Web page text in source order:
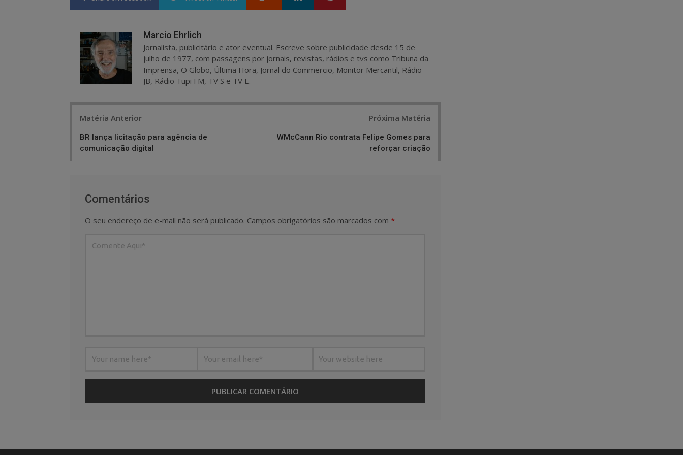
Marcio Ehrlich
Jornalista, publicitário e ator eventual. Escreve sobre publicidade desde 15 de
julho de 1977, com passagens por jornais, revistas, rádios e tvs como Tribuna da
Imprensa, O Globo, Última Hora, Jornal do Commercio, Monitor Mercantil, Rádio
JB, Rádio Tupi FM, TV S e TV E.
Matéria Anterior
BR lança licitação para agência de
comunicação digital
Próxima Matéria
WMcCann Rio contrata Felipe Gomes para
reforçar criação
Comentários
O seu endereço de e-mail não será publicado. Campos obrigatórios são marcados com *